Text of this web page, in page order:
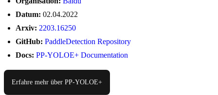
Datum: 02.04.2022
Arxiv: 2203.16250
GitHub: PaddleDetection Repository
Docs: PP-YOLOE+ Documentation
Erfahre mehr über PP-YOLOE+